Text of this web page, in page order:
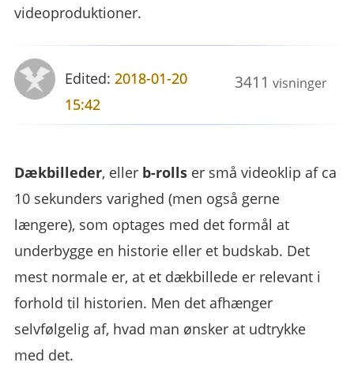
videoproduktioner.
3411 visninger
Edited:2018-01-20
15:42
Dækbilleder, eller b-rolls er små videoklip af ca
10 sekunders varighed (men også gerne
længere), som optages med det formål at
underbygge en historie eller et budskab. Det
mest normale er, at et dækbillede er relevant i
forhold til historien. Men det afhænger
selvfølgelig af, hvad man ønsker at udtrykke
med det.